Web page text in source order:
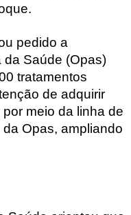
pedido a
da Saúde (Opas)
tratamentos
de adquirir
meio da linha de
Opas, ampliando